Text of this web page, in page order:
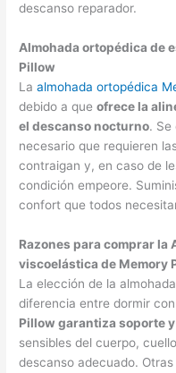
descanso reparador.
Almohada ortopédica de
Pillow
La almohada ortopédica
debido a queofrece la
el descanso nocturno. Se
necesario que requieren
contraigan y, en caso de
condición empeore.
confort que todos
Razones para comprar la
viscoelástica de Memory
La elección de la
diferencia entre dormir
Pillow garantiza soporte
sensibles del cuerpo,
descanso adecuado.